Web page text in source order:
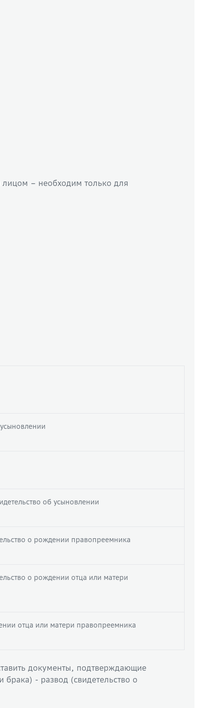
– необходим только для
об усыновлении
о рождении правопреемника
о рождении отца или матери
отца или матери правопреемника
документы, подтверждающие
- развод (свидетельство о